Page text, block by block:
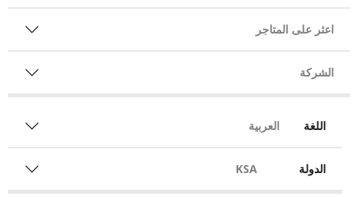
اعثر على المتاجر
الشركة
اللغة العربية
الدولة KSA